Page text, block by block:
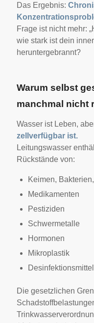
Das Ergebnis:
Frage ist nicht mehr:
wie stark ist dein
heruntergebrannt?
Warum selbst
manchmal nicht
Wasser ist Leben,
zellverfügbar ist.
Leitungswasser
Rückstände von:
Keimen,
Medikamenten
Pestiziden
Schwermetalle
Hormonen
Mikroplastik
Die gesetzlichen